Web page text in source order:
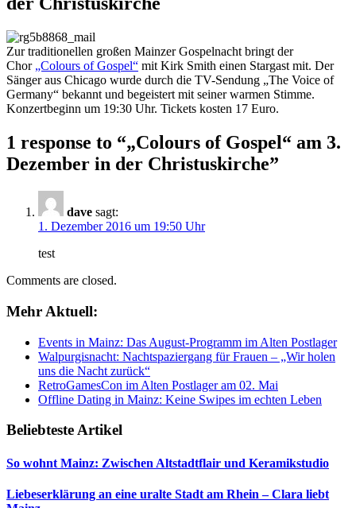
Zur traditionellen großen Mainzer Gospelnacht bringt der
Chor „Colours of Gospel“ mit Kirk Smith einen Stargast mit. Der
Sänger aus Chicago wurde durch die TV-Sendung „The Voice of
Germany“ bekannt und begeistert mit seiner warmen Stimme.
Konzertbeginn um 19:30 Uhr. Tickets kosten 17 Euro.
1 response to “„Colours of Gospel“ am 3.
Dezember in der Christuskirche”
dave sagt:
1. Dezember 2016 um 19:50 Uhr
test
Comments are closed.
Mehr Aktuell:
Events in Mainz: Das August-Programm im Alten Postlager
Walpurgisnacht: Nachtspaziergang für Frauen – „Wir holen
uns die Nacht zurück“
RetroGamesCon im Alten Postlager am 02. Mai
Offline Dating in Mainz: Keine Swipes im echten Leben
Beliebteste Artikel
So wohnt Mainz: Zwischen Altstadtflair und Keramikstudio
Liebeserklärung an eine uralte Stadt am Rhein – Clara liebt